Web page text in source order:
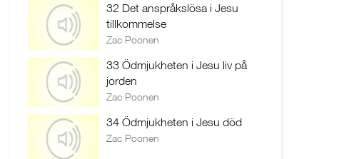
32 Det anspråkslösa i Jesu
tillkommelse
Zac Poonen
33 Ödmjukheten i Jesu liv på
jorden
Zac Poonen
34 Ödmjukheten i Jesu död
Zac Poonen